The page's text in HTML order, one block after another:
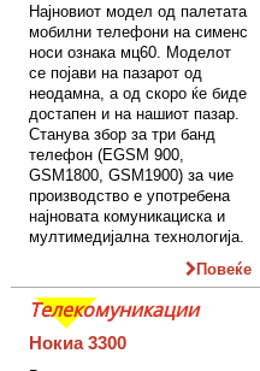
Најновиот модел од палетата
мобилни телефони на сименс
носи ознака мц60. Моделот
се појави на пазарот од
неодамна, а од скоро ќе биде
достапен и на нашиот пазар.
Станува збор за три банд
телефон (EGSM 900,
GSM1800, GSM1900) за чие
производство е употребена
најновата комуникациска и
мултимедијална технологија.
Повеќе
Телекомуникации
Нокиа 3300